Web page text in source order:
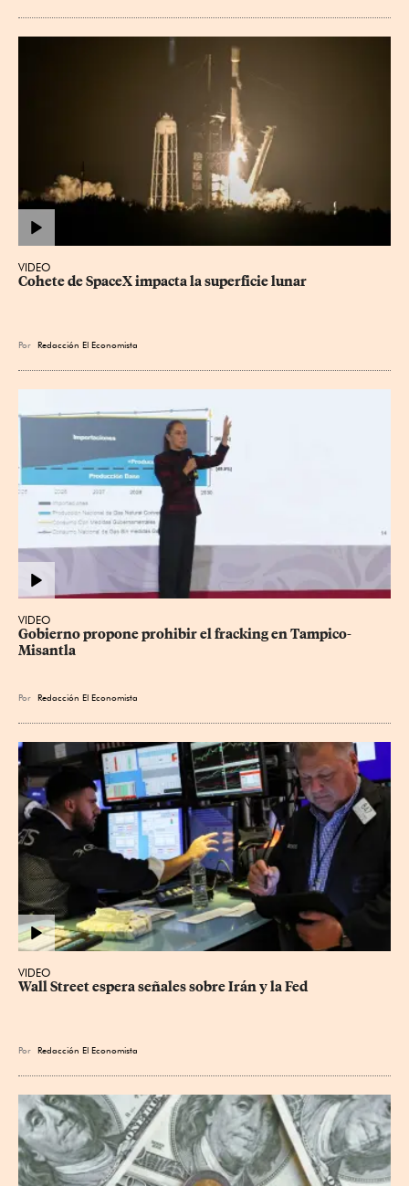
VIDEO
Cohete de SpaceX impacta la superficie lunar
Por Redacción El Economista
VIDEO
Gobierno propone prohibir el fracking en Tampico-
Misantla
Por Redacción El Economista
VIDEO
Wall Street espera señales sobre Irán y la Fed
Por Redacción El Economista